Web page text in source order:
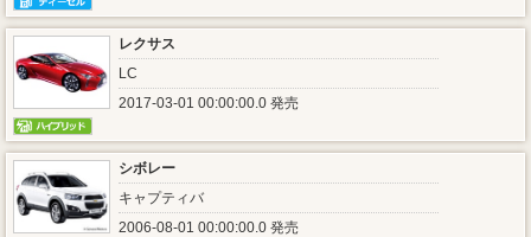
レクサス
LC
2017-03-01 00:00:00.0 発売
シボレー
キャプティバ
2006-08-01 00:00:00.0 発売